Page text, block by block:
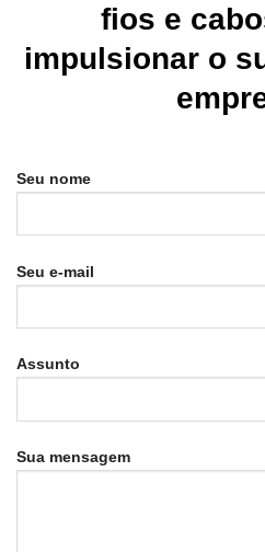
fios e
impulsionar o
Seu nome
Seu e-mail
Assunto
Sua mensagem